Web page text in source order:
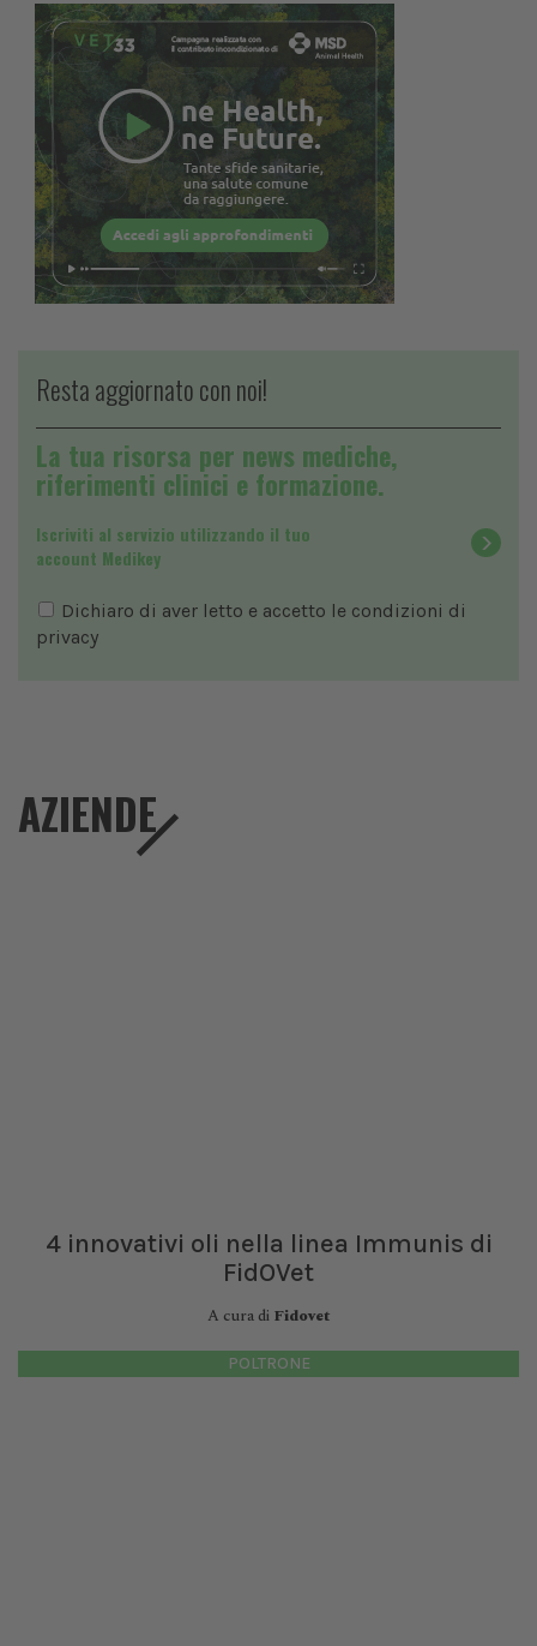
Resta aggiornato con noi!
La tua risorsa per news mediche,
riferimenti clinici e formazione.
Iscriviti al servizio utilizzando il tuo
account Medikey
Dichiaro di aver letto e accetto le condizioni di
privacy
AZIENDE
4 innovativi oli nella linea Immunis di
FidOVet
A cura di Fidovet
POLTRONE